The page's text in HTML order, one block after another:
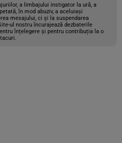
a limbajului instigator la ură, a
în mod abuziv, a aceluiași
mesajului, ci și la suspendarea
ul nostru încurajează dezbaterile
înțelegere și pentru contribuția la o